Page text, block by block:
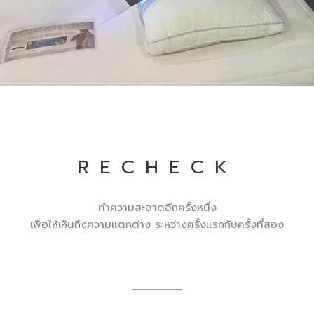
RECHECK
ทำความสะอาดอีกครั้งหนึ่ง
เพื่อให้เห็นถึงความแตกต่าง ระหว่างครั้งแรกกับครั้งที่สอง